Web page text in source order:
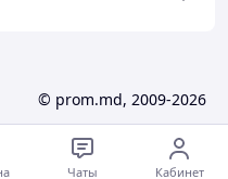
© prom.md, 2009-2026
Чаты Кабинет